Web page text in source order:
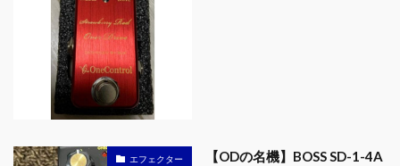
エフェクター
【ODの名機】BOSS SD-1-4A